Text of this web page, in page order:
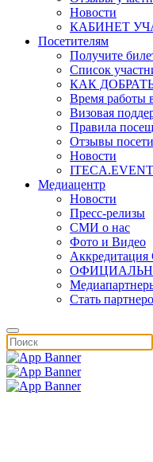
Новости
КАБИНЕТ
Посетителям
Получите
Список
КАК
Время работы
Визовая
Правила
Отзывы
Новости
Медиацентр
Новости
Пресс-релизы
СМИ о нас
Фото и Видео
Стать